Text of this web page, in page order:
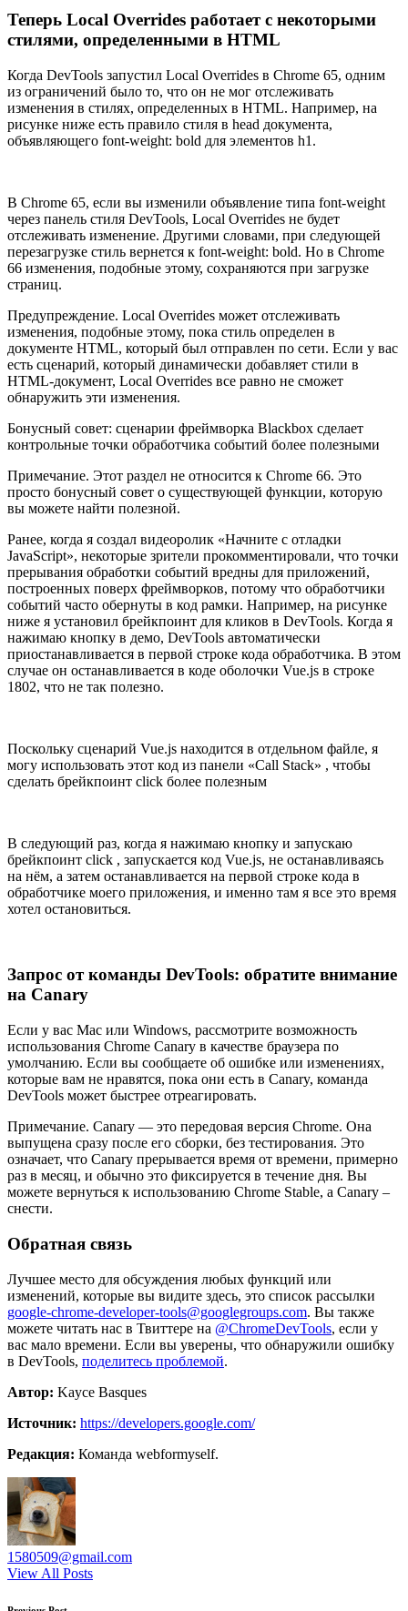
Теперь Local Overrides работает с некоторыми
стилями, определенными в HTML
Когда DevTools запустил Local Overrides в Chrome 65, одним
из ограничений было то, что он не мог отслеживать
изменения в стилях, определенных в HTML. Например, на
рисунке ниже есть правило стиля в head документа,
объявляющего font-weight: bold для элементов h1.
В Chrome 65, если вы изменили объявление типа font-weight
через панель стиля DevTools, Local Overrides не будет
отслеживать изменение. Другими словами, при следующей
перезагрузке стиль вернется к font-weight: bold. Но в Chrome
66 изменения, подобные этому, сохраняются при загрузке
страниц.
Предупреждение. Local Overrides может отслеживать
изменения, подобные этому, пока стиль определен в
документе HTML, который был отправлен по сети. Если у вас
есть сценарий, который динамически добавляет стили в
HTML-документ, Local Overrides все равно не сможет
обнаружить эти изменения.
Бонусный совет: сценарии фреймворка Blackbox сделает
контрольные точки обработчика событий более полезными
Примечание. Этот раздел не относится к Chrome 66. Это
просто бонусный совет о существующей функции, которую
вы можете найти полезной.
Ранее, когда я создал видеоролик «Начните с отладки
JavaScript», некоторые зрители прокомментировали, что точки
прерывания обработки событий вредны для приложений,
построенных поверх фреймворков, потому что обработчики
событий часто обернуты в код рамки. Например, на рисунке
ниже я установил брейкпоинт для кликов в DevTools. Когда я
нажимаю кнопку в демо, DevTools автоматически
приостанавливается в первой строке кода обработчика. В этом
случае он останавливается в коде оболочки Vue.js в строке
1802, что не так полезно.
Поскольку сценарий Vue.js находится в отдельном файле, я
могу использовать этот код из панели «Call Stack» , чтобы
сделать брейкпоинт click более полезным
В следующий раз, когда я нажимаю кнопку и запускаю
брейкпоинт click , запускается код Vue.js, не останавливаясь
на нём, а затем останавливается на первой строке кода в
обработчике моего приложения, и именно там я все это время
хотел остановиться.
Запрос от команды DevTools: обратите внимание
на Canary
Если у вас Mac или Windows, рассмотрите возможность
использования Chrome Canary в качестве браузера по
умолчанию. Если вы сообщаете об ошибке или изменениях,
которые вам не нравятся, пока они есть в Canary, команда
DevTools может быстрее отреагировать.
Примечание. Canary — это передовая версия Chrome. Она
выпущена сразу после его сборки, без тестирования. Это
означает, что Canary прерывается время от времени, примерно
раз в месяц, и обычно это фиксируется в течение дня. Вы
можете вернуться к использованию Chrome Stable, а Canary –
снести.
Обратная связь
Лучшее место для обсуждения любых функций или
изменений, которые вы видите здесь, это список рассылки
google-chrome-developer-tools@googlegroups.com. Вы также
можете читать нас в Твиттере на @ChromeDevTools, если у
вас мало времени. Если вы уверены, что обнаружили ошибку
в DevTools, поделитесь проблемой.
Автор: Kayce Basques
Источник: https://developers.google.com/
Редакция: Команда webformyself.
1580509@gmail.com
View All Posts